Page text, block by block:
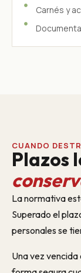
Carnés y
CUANDO
Plazos
La normativa
Superado el
personales se
Una vez